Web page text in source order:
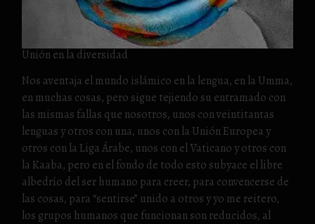
Unión en la diversidad
Nos aventaja el mundo islámico en la lengua, en la Umma,
en muchas cosas, pero sigue tejiendo su entramado con
las mismas fallas que nosotros, unos con veintitantas
lenguas y otros con una, unos con la Unión Europea y
otros con la Liga Árabe, unos con el Vaticano y otros con
la Kaaba, pero en el fondo de todo esto subyace el libre
albedrío del ser humano para creer, para convencerse de
las cosas, para “sentirse” unido a otros y yo me reitero,
los grupos humanos que funcionan son reducidos, al